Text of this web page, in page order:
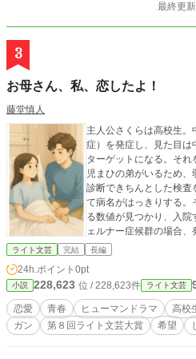
最終更
3
お母さん、私、恋したよ！
藤堂慎人
主人公さくらは高校生
症）を発症し、見た目
ターゲットになる。そ
児まひの弟がいるため
診断できちんとした検査
て病名がはっきりする。
る数値が見つかり、入
ェルナー症候群の場合
向けたのだ。医師や両親
とに対して怒りを露わに
うさくらを毎日見舞いで
の心情はさくらの夢で形
という新形式の表現方法
化を把握できる内容。令
ライト文芸 完結 長編
24h.ポイント 0pt
小説 228,623 位 / 228,623件 ライト文芸
恋愛 青春 ヒューマンドラマ 高校
ガン
第８回ライト文芸大賞 希望